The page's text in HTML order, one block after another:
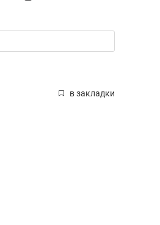
в закладки